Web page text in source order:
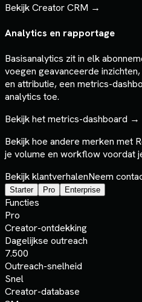
Bekijk Creator CRM →
Analytics en rapportage
Basisanalytics zit in elk
voegen geavanceerde
en attributie, een metrics-
analytics toe.
Bekijk het metrics-dashboard →
Bekijk hoe andere merken met
je volume en workflow voordat
Bekijk klantverhalenNeem
Starter Pro Enterprise
Functies
Pro
Creator-ontdekking
Dagelijkse outreach
7.500
Outreach-snelheid
Snel
Creator-database